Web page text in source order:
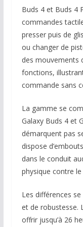
Buds 4 et Buds 4
commandes
presser puis de
ou changer de
des mouvements
fonctions,
commande sans
La gamme se
Galaxy Buds 4 et
démarquent pas
dispose
dans le conduit
physique contre
Les différences
et de robustesse.
offrir jusqu’à 26